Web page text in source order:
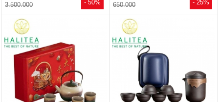
- 50%
3.500.000 - 25%
650.000